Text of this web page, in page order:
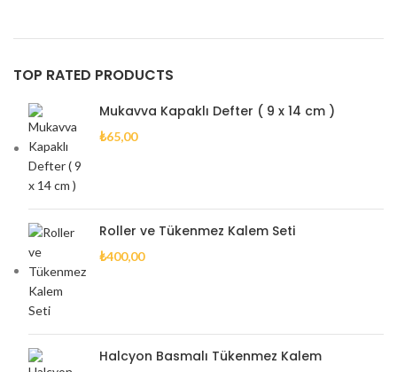
TOP RATED PRODUCTS
Mukavva Kapaklı Defter ( 9 x 14 cm )
₺65,00
Roller ve Tükenmez Kalem Seti
₺400,00
Halcyon Basmalı Tükenmez Kalem